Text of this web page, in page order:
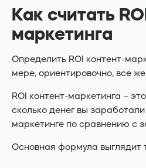
Как считать
маркетинга
Определить ROI контент-
мере, ориентировочно, все
ROI контент-маркетинга –
сколько денег вы
маркетинге по сравнению с
Основная формула выглядит